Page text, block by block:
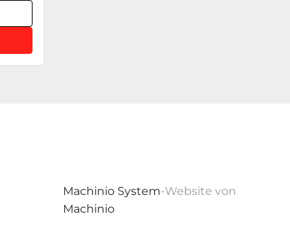
Machinio System-Website von
Machinio